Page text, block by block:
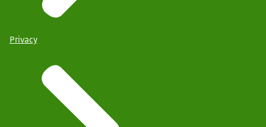
Privacy